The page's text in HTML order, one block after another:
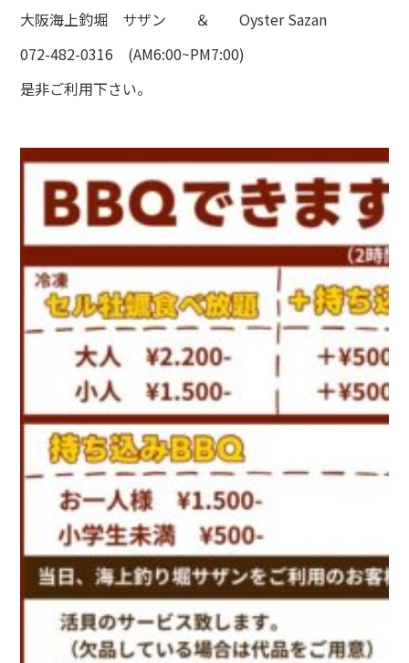
大阪海上釣堀 サザン ＆ Oyster Sazan
072-482-0316 (AM6:00~PM7:00)
是非ご利用下さい。